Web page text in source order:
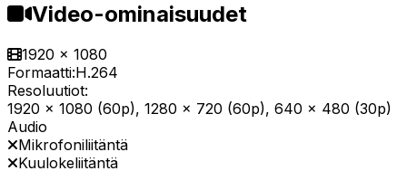
Video-ominaisuudet
1920 x 1080
Formaatti:H.264
Resoluutiot:
1920 x 1080 (60p), 1280 x 720 (60p), 640 x 480 (30p)
Audio
Mikrofoniliitäntä
Kuulokeliitäntä